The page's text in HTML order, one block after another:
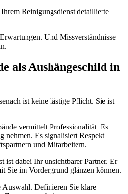
Reinigungsdienst detaillierte
Und Missverständnisse
als Aushängeschild in
ist keine lästige Pflicht. Sie ist
vermittelt Professionalität. Es
nehmen. Es signalisiert Respekt
und Mitarbeitern.
ist dabei Ihr unsichtbarer Partner. Er
Sie im Vordergrund glänzen können.
Definieren Sie klare